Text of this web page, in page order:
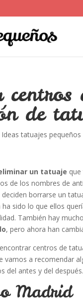
de
Ideas tatuajes pequeños
un tatuaje
de los nombres de
borrarse un
sido lo que ellos
También hay
, pero ahora han
centros de
vamos a recomendar
del antes y del después.
Madrid